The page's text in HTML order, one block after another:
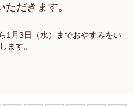
だきます。
1月3日（水）までおやすみをい
ます。